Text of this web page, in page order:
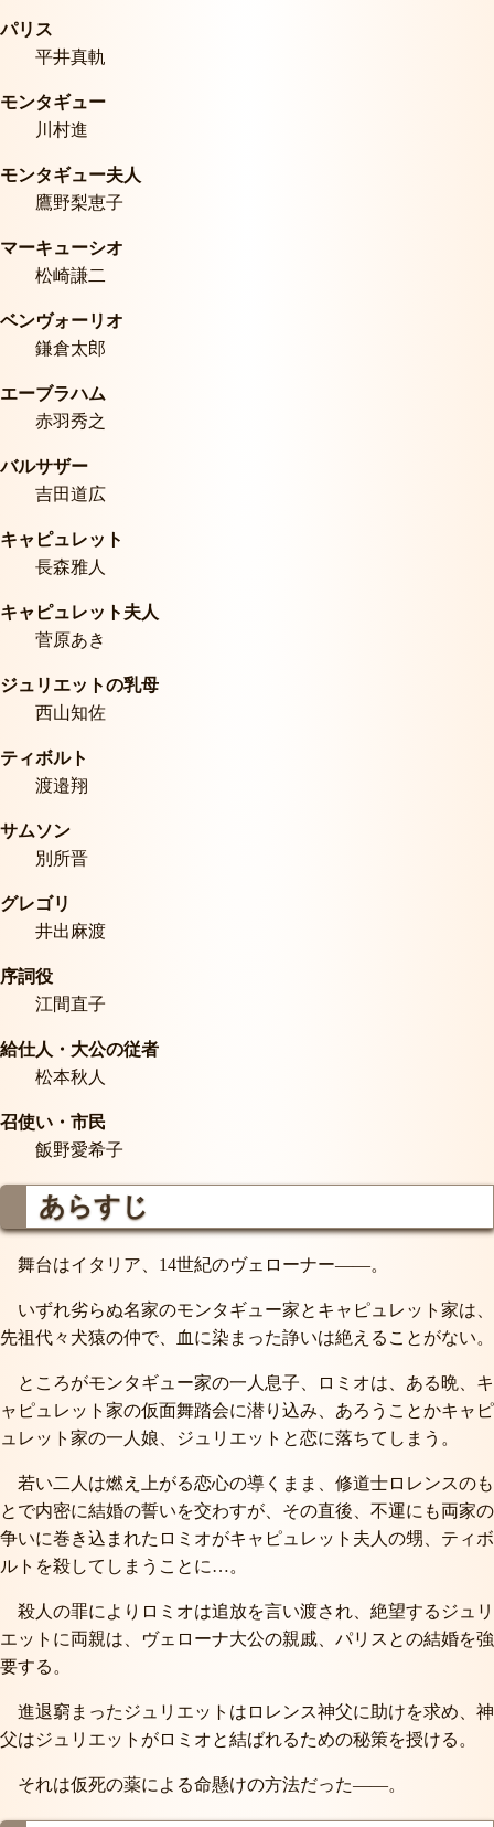
パリス
平井真軌
モンタギュー
川村進
モンタギュー夫人
鷹野梨恵子
マーキューシオ
松崎謙二
ベンヴォーリオ
鎌倉太郎
エーブラハム
赤羽秀之
バルサザー
吉田道広
キャピュレット
長森雅人
キャピュレット夫人
菅原あき
ジュリエットの乳母
西山知佐
ティボルト
渡邉翔
サムソン
別所晋
グレゴリ
井出麻渡
序詞役
江間直子
給仕人・大公の従者
松本秋人
召使い・市民
飯野愛希子
あらすじ
舞台はイタリア、14世紀のヴェローナー――。
いずれ劣らぬ名家のモンタギュー家とキャピュレット家は、
先祖代々犬猿の仲で、血に染まった諍いは絶えることがない。
ところがモンタギュー家の一人息子、ロミオは、ある晩、キ
ャピュレット家の仮面舞踏会に潜り込み、あろうことかキャピ
ュレット家の一人娘、ジュリエットと恋に落ちてしまう。
若い二人は燃え上がる恋心の導くまま、修道士ロレンスのも
とで内密に結婚の誓いを交わすが、その直後、不運にも両家の
争いに巻き込まれたロミオがキャピュレット夫人の甥、ティボ
ルトを殺してしまうことに…。
殺人の罪によりロミオは追放を言い渡され、絶望するジュリ
エットに両親は、ヴェローナ大公の親戚、パリスとの結婚を強
要する。
進退窮まったジュリエットはロレンス神父に助けを求め、神
父はジュリエットがロミオと結ばれるための秘策を授ける。
それは仮死の薬による命懸けの方法だった――。